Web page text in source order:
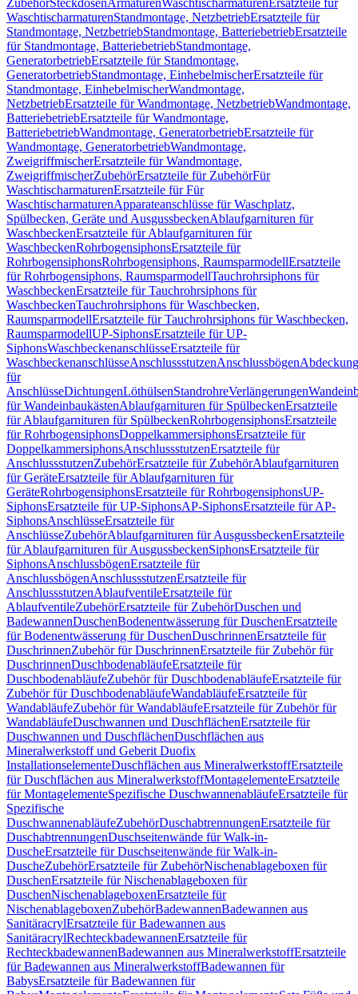
ZubehörSteckdosenArmaturenWaschtischarmaturen Ersatzteile für
WaschtischarmaturenStandmontage, NetzbetriebErsatzteile für
Standmontage, NetzbetriebStandmontage, BatteriebetriebErsatzteile
für Standmontage, BatteriebetriebStandmontage,
GeneratorbetriebErsatzteile für Standmontage,
GeneratorbetriebStandmontage, EinhebelmischerErsatzteile für
Standmontage, EinhebelmischerWandmontage,
NetzbetriebErsatzteile für Wandmontage, NetzbetriebWandmontage,
BatteriebetriebErsatzteile für Wandmontage,
BatteriebetriebWandmontage, GeneratorbetriebErsatzteile für
Wandmontage, GeneratorbetriebWandmontage,
ZweigriffmischerErsatzteile für Wandmontage,
ZweigriffmischerZubehörErsatzteile für ZubehörFür
WaschtischarmaturenErsatzteile für Für
WaschtischarmaturenApparateanschlüsse für Waschplatz,
Spülbecken, Geräte und AusgussbeckenAblaufgarnituren für
WaschbeckenErsatzteile für Ablaufgarnituren für
WaschbeckenRohrbogensiphonsErsatzteile für
RohrbogensiphonsRohrbogensiphons, RaumsparmodellErsatzteile
für Rohrbogensiphons, RaumsparmodellTauchrohrsiphons für
WaschbeckenErsatzteile für Tauchrohrsiphons für
WaschbeckenTauchrohrsiphons für Waschbecken,
RaumsparmodellErsatzteile für Tauchrohrsiphons für Waschbecken,
RaumsparmodellUP-SiphonsErsatzteile für UP-
SiphonsWaschbeckenanschlüsseErsatzteile für
WaschbeckenanschlüsseAnschlussstutzenAnschlussbögen
für
AnschlüsseDichtungenLöthülsenStandrohreVerlängerungen
für WandeinbaukästenAblaufgarnituren für SpülbeckenErsatzteile
für Ablaufgarnituren für SpülbeckenRohrbogensiphonsErsatzteile
für RohrbogensiphonsDoppelkammersiphonsErsatzteile für
DoppelkammersiphonsAnschlussstutzenErsatzteile für
AnschlussstutzenZubehörErsatzteile für ZubehörAblaufgarnituren
für GeräteErsatzteile für Ablaufgarnituren für
GeräteRohrbogensiphonsErsatzteile für RohrbogensiphonsUP-
SiphonsErsatzteile für UP-SiphonsAP-SiphonsErsatzteile für AP-
SiphonsAnschlüsseErsatzteile für
AnschlüsseZubehörAblaufgarnituren für AusgussbeckenErsatzteile
für Ablaufgarnituren für AusgussbeckenSiphonsErsatzteile für
SiphonsAnschlussbögenErsatzteile für
AnschlussbögenAnschlussstutzenErsatzteile für
AnschlussstutzenAblaufventileErsatzteile für
AblaufventileZubehörErsatzteile für ZubehörDuschen und
BadewannenDuschenBodenentwässerung für DuschenErsatzteile
für Bodenentwässerung für DuschenDuschrinnenErsatzteile für
DuschrinnenZubehör für DuschrinnenErsatzteile für Zubehör für
DuschrinnenDuschbodenabläufeErsatzteile für
DuschbodenabläufeZubehör für DuschbodenabläufeErsatzteile für
Zubehör für DuschbodenabläufeWandabläufeErsatzteile für
WandabläufeZubehör für WandabläufeErsatzteile für Zubehör für
WandabläufeDuschwannen und DuschflächenErsatzteile für
Duschwannen und DuschflächenDuschflächen aus
Mineralwerkstoff und Geberit Duofix
InstallationselementeDuschflächen aus MineralwerkstoffErsatzteile
für Duschflächen aus MineralwerkstoffMontagelementeErsatzteile
für MontagelementeSpezifische DuschwannenabläufeErsatzteile für
Spezifische
DuschwannenabläufeZubehörDuschabtrennungenErsatzteile für
DuschabtrennungenDuschseitenwände für Walk-in-
DuscheErsatzteile für Duschseitenwände für Walk-in-
DuscheZubehörErsatzteile für ZubehörNischenablageboxen für
DuschenErsatzteile für Nischenablageboxen für
DuschenNischenablageboxenErsatzteile für
NischenablageboxenZubehörBadewannenBadewannen aus
SanitäracrylErsatzteile für Badewannen aus
SanitäracrylRechteckbadewannenErsatzteile für
RechteckbadewannenBadewannen aus MineralwerkstoffErsatzteile
für Badewannen aus MineralwerkstoffBadewannen für
BabysErsatzteile für Badewannen für